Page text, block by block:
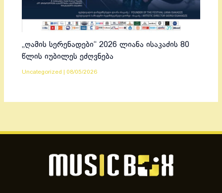
„ღამის სერენადები“ 2026 ლიანა ისაკაძის 80
წლის იუბილეს ეძღვნება
Uncategorized 08/05/2026